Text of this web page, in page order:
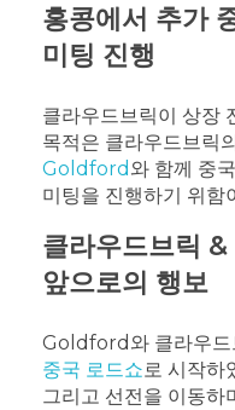
홍콩에서 추가
미팅 진행
클라우드브릭이 상장
목적은 클라우드브릭
Goldford 와 함께 중
미팅을 진행하기 위함
클라우드브릭
앞으로의 행보
Goldford와 클라우드
중국 로드쇼로 시작하
그리고 선전을 이동하